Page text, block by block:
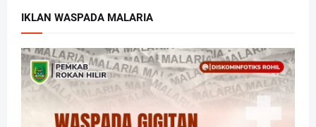
IKLAN WASPADA MALARIA